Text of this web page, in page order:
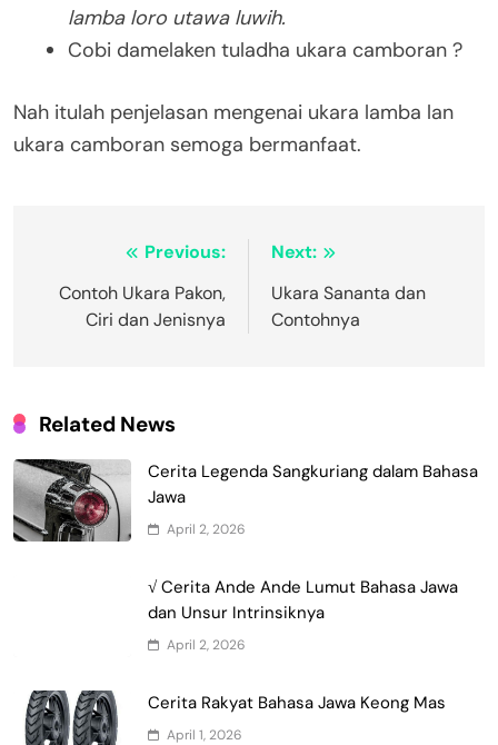
lamba loro utawa luwih.
Cobi damelaken tuladha ukara camboran ?
Nah itulah penjelasan mengenai ukara lamba lan
ukara camboran semoga bermanfaat.
Navigasi
pos
Previous:
Contoh Ukara Pakon,
Ciri dan Jenisnya
Next:
Ukara Sananta dan
Contohnya
Related News
Cerita Legenda Sangkuriang dalam Bahasa
Jawa
April 2, 2026
√ Cerita Ande Ande Lumut Bahasa Jawa
dan Unsur Intrinsiknya
April 2, 2026
Cerita Rakyat Bahasa Jawa Keong Mas
April 1, 2026